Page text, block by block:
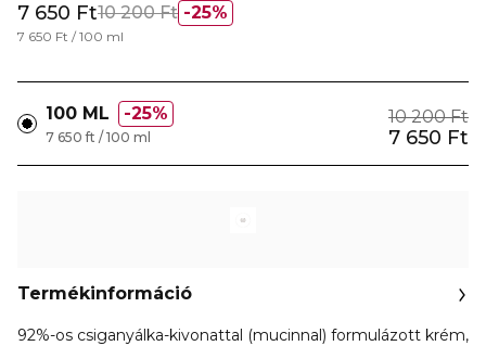
25%
7 650 Ft10 200 Ft
7 650 Ft / 100 ml
100 ML 25% 10 200 Ft
7 650 Ft
7 650 ft / 100 ml
Termékinformáció
92%-os csiganyálka-kivonattal (mucinnal) formulázott krém,